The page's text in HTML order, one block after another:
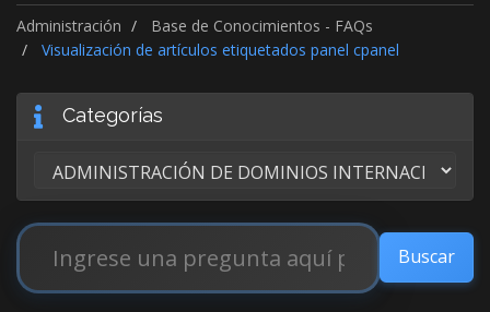
Administración
Base de Conocimientos - FAQs
Visualización de artículos etiquetados panel cpanel
Categorías